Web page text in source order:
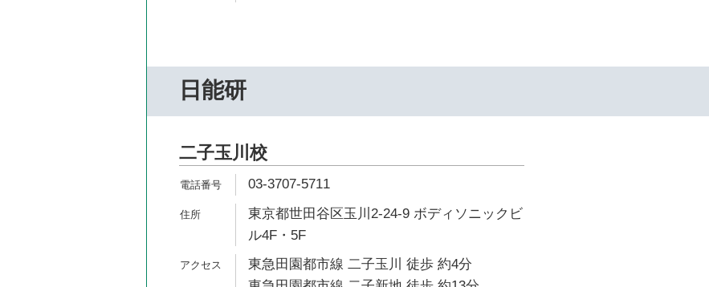
日能研
二子玉川校
03-3707-5711
東京都世田谷区玉川2-24-9 ボディソニックビ
ル4F・5F
東急田園都市線 二子玉川 徒歩 約4分